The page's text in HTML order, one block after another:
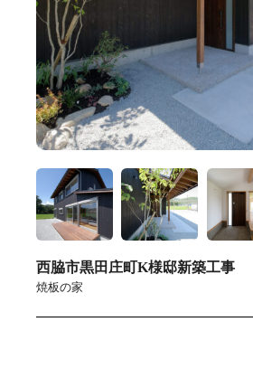
西脇市黒田庄町K様邸新築工事
焼板の家